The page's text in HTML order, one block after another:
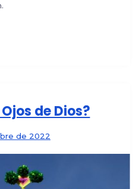
de Dios?
de 2022